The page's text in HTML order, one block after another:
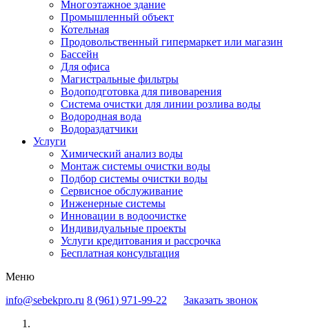
Многоэтажное здание
Промышленный объект
Котельная
Продовольственный гипермаркет или магазин
Бассейн
Для офиса
Магистральные фильтры
Водоподготовка для пивоварения
Система очистки для линии розлива воды
Водородная вода
Водораздатчики
Услуги
Химический анализ воды
Монтаж системы очистки воды
Подбор системы очистки воды
Сервисное обслуживание
Инженерные системы
Инновации в водоочистке
Индивидуальные проекты
Услуги кредитования и рассрочка
Бесплатная консультация
Меню
info@sebekpro.ru 8 (961) 971-99-22 Заказать звонок